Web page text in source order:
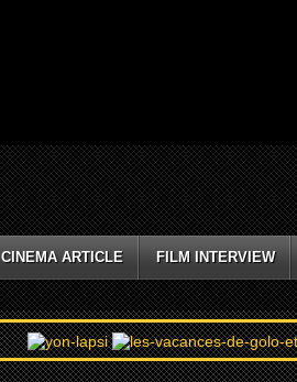
CINEMA ARTICLE FILM INTERVIEW